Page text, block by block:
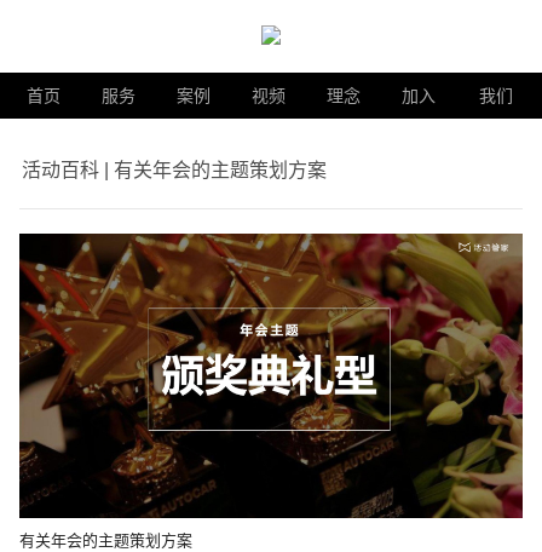
首页 服务 案例 视频 理念 加入 我们
活动百科 | 有关年会的主题策划方案
有关年会的主题策划方案